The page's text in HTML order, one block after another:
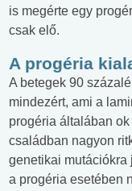
is megérte egy
csak elő.
A progéria
A betegek 90
mindezért, ami a
progéria általában
családban nagyon
genetikai mutációkra
a progéria esetében